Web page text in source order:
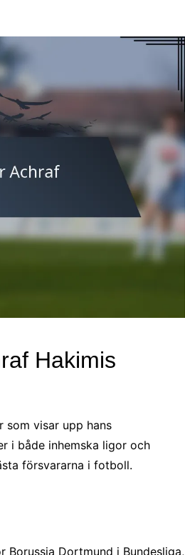
Hakimis
som visar upp hans
i både inhemska ligor och
försvararna i fotboll.
Borussia Dortmund i Bundesliga,